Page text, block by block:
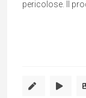
pericolose. Il